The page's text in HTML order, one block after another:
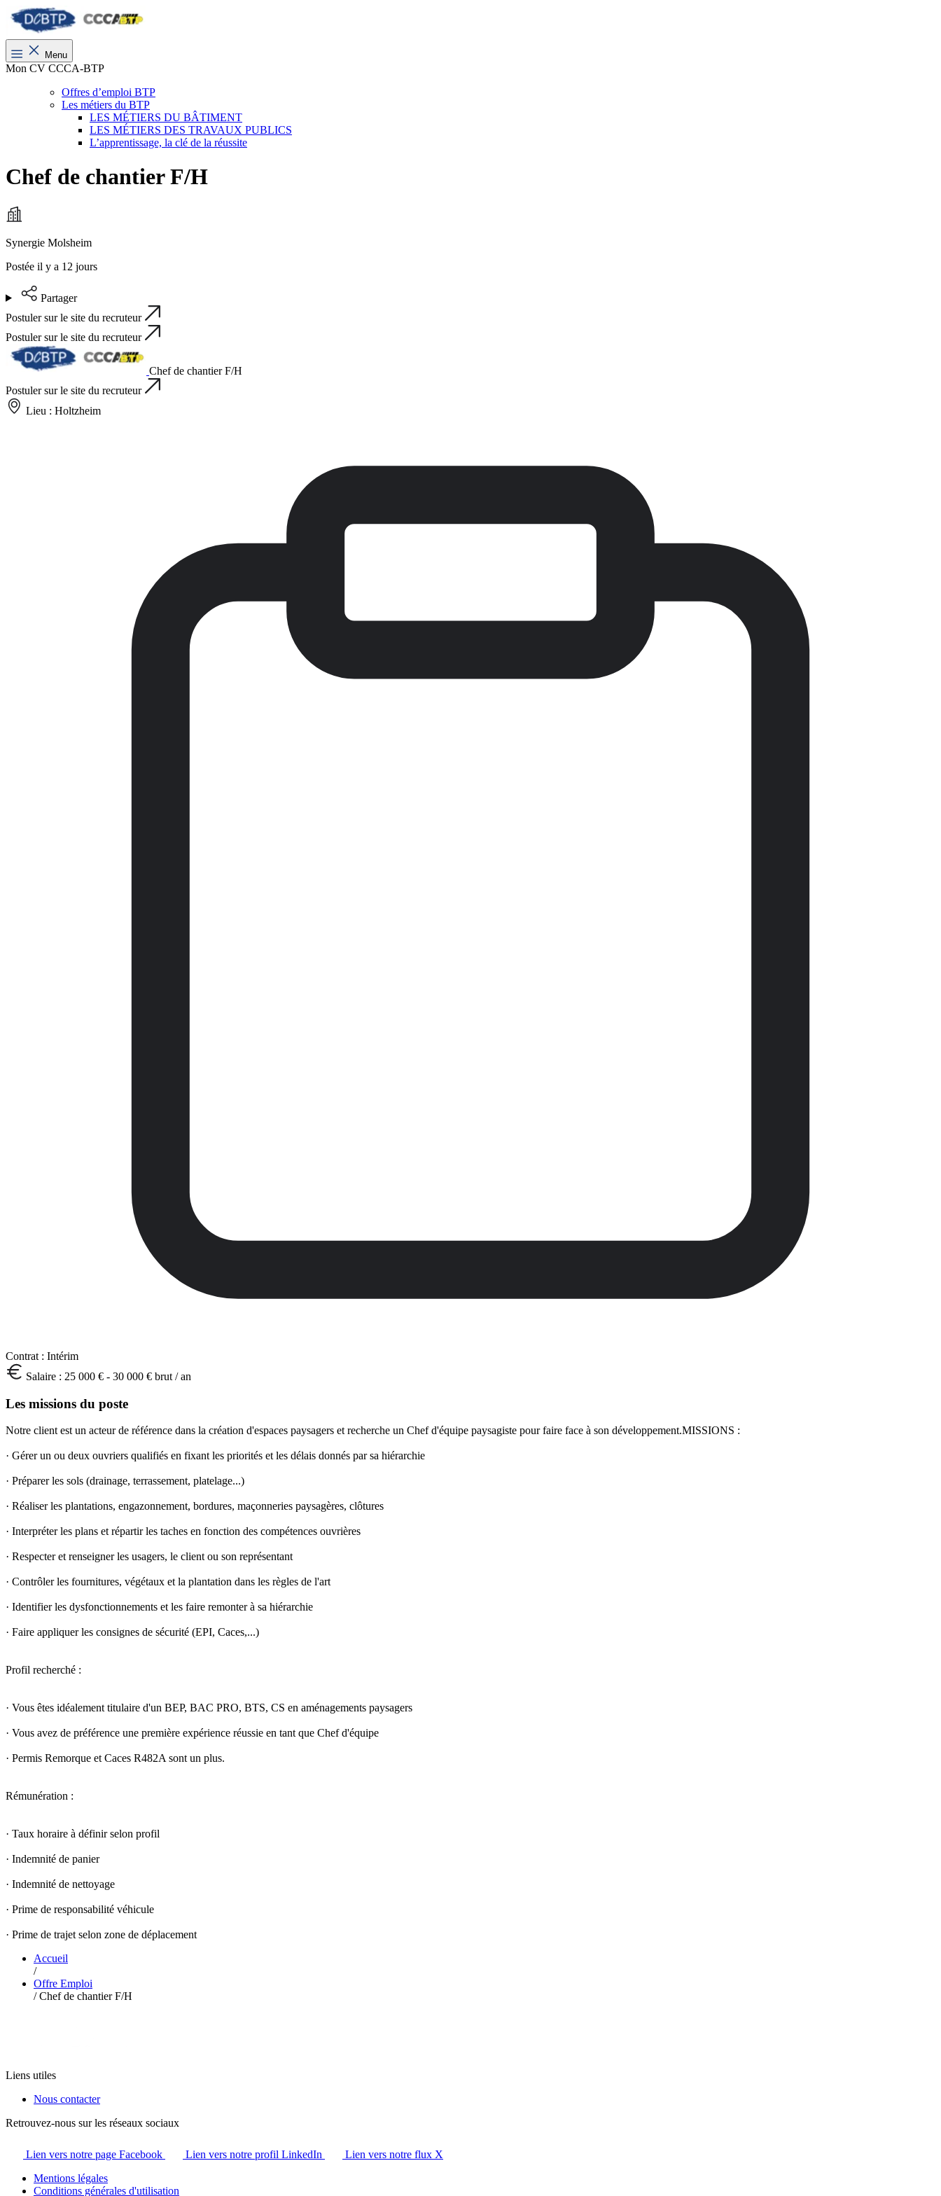
Menu
Mon CV CCCA-BTP
Offres d’emploi BTP
Les métiers du BTP
LES MÉTIERS DU BÂTIMENT
LES MÉTIERS DES TRAVAUX PUBLICS
L’apprentissage, la clé de la réussite
Chef de chantier F/H
Synergie Molsheim
Postée il y a 12 jours
Partager
Postuler sur le site du recruteur
Postuler sur le site du recruteur
Chef de chantier F/H
Postuler sur le site du recruteur
Lieu : Holtzheim
Contrat : Intérim
Salaire : 25 000 € - 30 000 € brut / an
Les missions du poste
Notre client est un acteur de référence dans la création d'espaces paysagers et recherche un Chef d'équipe paysagiste pour faire face à son développement.MISSIONS :
· Gérer un ou deux ouvriers qualifiés en fixant les priorités et les délais donnés par sa hiérarchie
· Préparer les sols (drainage, terrassement, platelage...)
· Réaliser les plantations, engazonnement, bordures, maçonneries paysagères, clôtures
· Interpréter les plans et répartir les taches en fonction des compétences ouvrières
· Respecter et renseigner les usagers, le client ou son représentant
· Contrôler les fournitures, végétaux et la plantation dans les règles de l'art
· Identifier les dysfonctionnements et les faire remonter à sa hiérarchie
· Faire appliquer les consignes de sécurité (EPI, Caces,...)
Profil recherché :
· Vous êtes idéalement titulaire d'un BEP, BAC PRO, BTS, CS en aménagements paysagers
· Vous avez de préférence une première expérience réussie en tant que Chef d'équipe
· Permis Remorque et Caces R482A sont un plus.
Rémunération :
· Taux horaire à définir selon profil
· Indemnité de panier
· Indemnité de nettoyage
· Prime de responsabilité véhicule
· Prime de trajet selon zone de déplacement
Accueil
/
Offre Emploi
/ Chef de chantier F/H
Liens utiles
Nous contacter
Retrouvez-nous sur les réseaux sociaux
Lien vers notre page Facebook Lien vers notre profil LinkedIn
Lien vers notre flux X
Mentions légales
Conditions générales d'utilisation